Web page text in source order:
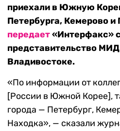
приехали в Южную
Петербурга, Кемерово и
передает«Интерфакс»
представительство
Владивостоке.
«По информации от
[России в Южной Корее],
города — Петербург,
Находка», — сказали